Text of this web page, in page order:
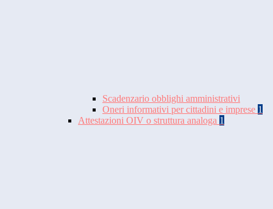
Scadenzario obblighi amministrativi
Oneri informativi per cittadini e imprese 1
Attestazioni OIV o struttura analoga 1